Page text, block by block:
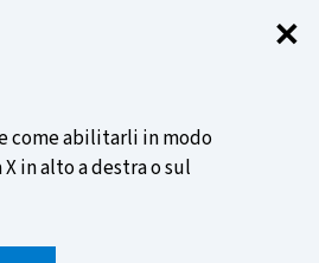
✕
come abilitarli in modo
in alto a destra o sul
DI PIÙ